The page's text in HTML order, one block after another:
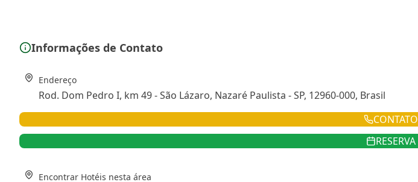
Informações de Contato
Endereço
Rod. Dom Pedro I, km 49 - São Lázaro, Nazaré Paulista - SP, 12960-000, Brasil
CONTATO
RESERVA
Encontrar Hotéis nesta área